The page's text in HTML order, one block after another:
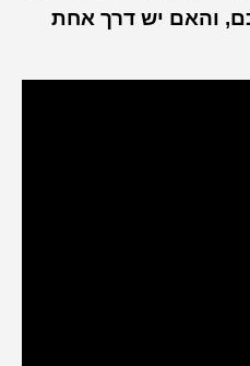
והאם יש דרך אחת